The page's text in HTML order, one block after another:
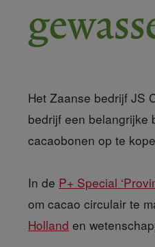
Het Zaanse bedrijf JS
bedrijf een belangrijke
cacaobonen op te
In de P+ Special
om cacao circulair te
Holland en